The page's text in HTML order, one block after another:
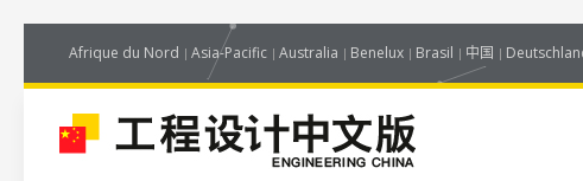
Afrique du Nord Asia-Pacific Australia Benelux Brasil 中国